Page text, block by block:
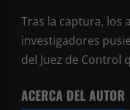
Tras la captura, los
investigadores
del Juez de Control
ACERCA DEL AUTOR